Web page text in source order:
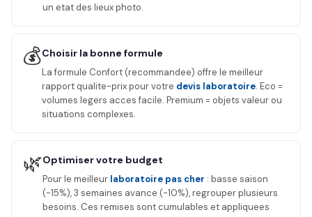
un etat des lieux photo.
💰Choisir la bonne formule
La formule Confort (recommandee) offre le meilleur
rapport qualite-prix pour votre devis laboratoire. Eco =
volumes legers acces facile. Premium = objets valeur ou
situations complexes.
🌿Optimiser votre budget
Pour le meilleur laboratoire pas cher : basse saison
(-15%), 3 semaines avance (-10%), regrouper plusieurs
besoins. Ces remises sont cumulables et appliquees